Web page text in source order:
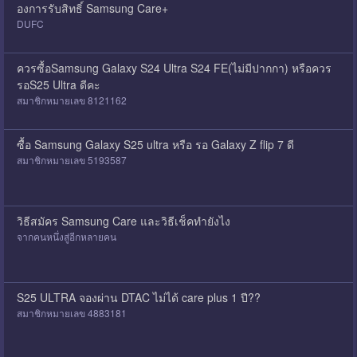
องการรับสิทธิ์ Samsung Care+
DUFC
ควรซื้อSamsung Galaxy S24 Ultra S24 FE(ไม่มีปากกา) หรือควร
รอS25 Ultra ดีคะ
สมาชิกหมายเลข 8121162
ซื้อ Samsung Galaxy S25 ultra หรือ รอ Galaxy Z flip 7 ดี
สมาชิกหมายเลข 5193587
วิธีสมัคร Samsung Care และวิธีเช็คทำยังไง
จากคนหนึ่งสู่อีกหลายคน
S25 ULTRA จองผ่าน DTAC ไม่ได้ care plus 1 ปี??
สมาชิกหมายเลข 4883181